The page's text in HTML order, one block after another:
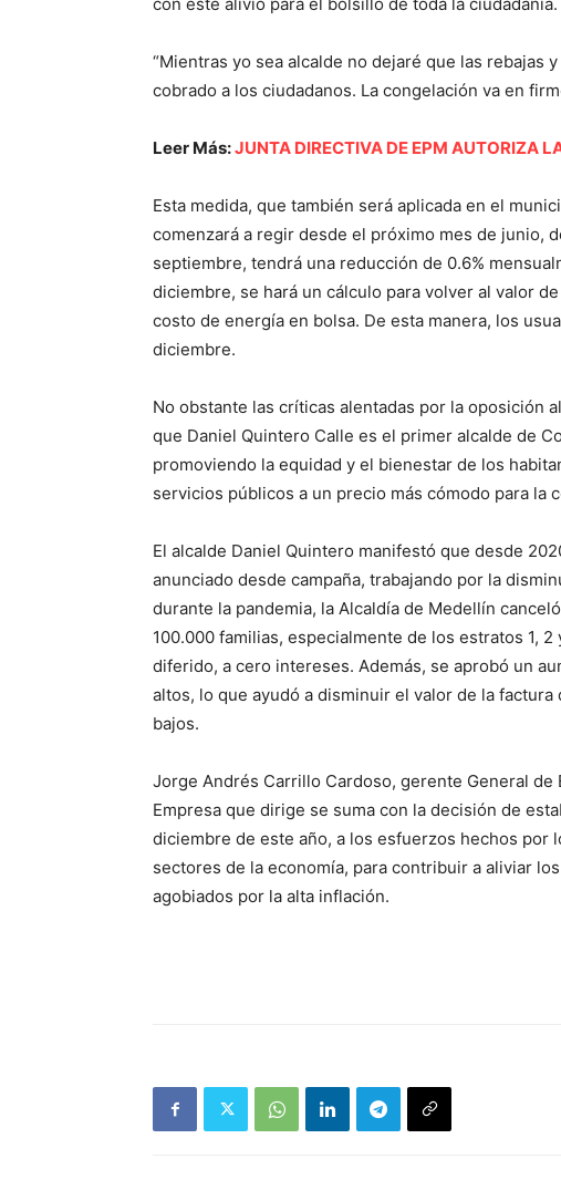
“Mientras yo sea alcalde no dejaré que las rebajas
cobrado a los ciudadanos. La congelación va en
Leer Más:JUNTA DIRECTIVA DE EPM AUTORIZA
Esta medida, que también será aplicada en el
comenzará a regir desde el próximo mes de junio,
septiembre, tendrá una reducción de 0.6%
diciembre, se hará un cálculo para volver al valor
costo de energía en bolsa. De esta manera, los
diciembre.
No obstante las críticas alentadas por la oposición
que Daniel Quintero Calle es el primer alcalde de
promoviendo la equidad y el bienestar de los
servicios públicos a un precio más cómodo para la
El alcalde Daniel Quintero manifestó que desde
anunciado desde campaña, trabajando por la
durante la pandemia, la Alcaldía de Medellín
100.000 familias, especialmente de los estratos 1,
diferido, a cero intereses. Además, se aprobó un
altos, lo que ayudó a disminuir el valor de la
bajos.
Jorge Andrés Carrillo Cardoso, gerente General de
Empresa que dirige se suma con la decisión de
diciembre de este año, a los esfuerzos hechos por
sectores de la economía, para contribuir a aliviar
agobiados por la alta inflación.